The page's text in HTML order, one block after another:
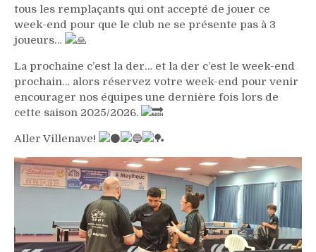
tous les remplaçants qui ont accepté de jouer ce
week-end pour que le club ne se présente pas à 3
joueurs…
La prochaine c’est la der… et la der c’est le week-end
prochain… alors réservez votre week-end pour venir
encourager nos équipes une dernière fois lors de
cette saison 2025/2026.
Aller Villenave!